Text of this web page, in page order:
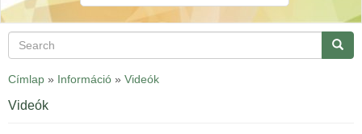
Search
Címlap » Információ » Videók
Videók